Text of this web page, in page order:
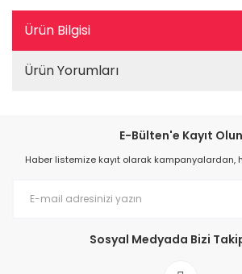
Ürün Bilgisi
Ürün Yorumları
E-Bülten'e Kayıt Olun
Haber listemize kayıt olarak kampanyalardan,
Sosyal Medyada Bizi